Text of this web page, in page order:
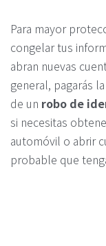
Para mayor
congelar tus
abran nuevas
general, pagarás
de un robo de
si necesitas
automóvil o abrir
probable que